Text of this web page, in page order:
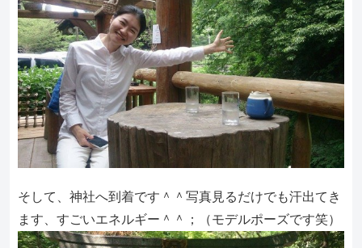
そして、神社へ到着です＾＾写真見るだけでも汗出てき
ます、すごいエネルギー＾＾；（モデルポーズです笑）